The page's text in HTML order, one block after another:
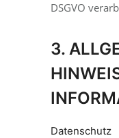
DSGVO
3.
Datenschutz